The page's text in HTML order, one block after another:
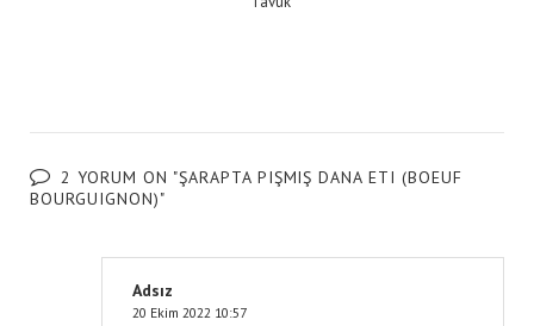
2 YORUM ON "ŞARAPTA PIŞMIŞ DANA ETI (BOEUF
BOURGUIGNON)"
Adsız
20 Ekim 2022 10:57